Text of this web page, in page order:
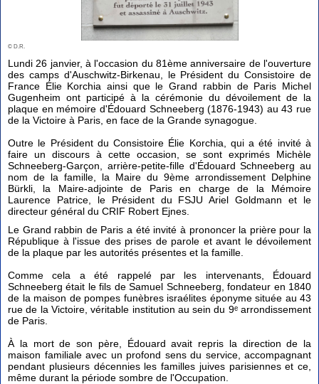
© D.R.
Lundi 26 janvier, à l'occasion du 81ème anniversaire de l'ouverture
des camps d'Auschwitz-Birkenau, le Président du Consistoire de
France Élie Korchia ainsi que le Grand rabbin de Paris Michel
Gugenheim ont participé à la cérémonie du dévoilement de la
plaque en mémoire d'Édouard Schneeberg (1876-1943) au 43 rue
de la Victoire à Paris, en face de la Grande synagogue.
Outre le Président du Consistoire Élie Korchia, qui a été invité à
faire un discours à cette occasion, se sont exprimés Michèle
Schneeberg-Garçon, arrière-petite-fille d'Édouard Schneeberg au
nom de la famille, la Maire du 9ème arrondissement Delphine
Bürkli, la Maire-adjointe de Paris en charge de la Mémoire
Laurence Patrice, le Président du FSJU Ariel Goldmann et le
directeur général du CRIF Robert Ejnes.
Le Grand rabbin de Paris a été invité à prononcer la prière pour la
République à l'issue des prises de parole et avant le dévoilement
de la plaque par les autorités présentes et la famille.
Comme cela a été rappelé par les intervenants, Édouard
Schneeberg était le fils de Samuel Schneeberg, fondateur en 1840
de la maison de pompes funèbres israélites éponyme située au 43
rue de la Victoire, véritable institution au sein du 9ᵉ arrondissement
de Paris.
À la mort de son père, Édouard avait repris la direction de la
maison familiale avec un profond sens du service, accompagnant
pendant plusieurs décennies les familles juives parisiennes et ce,
même durant la période sombre de l'Occupation.